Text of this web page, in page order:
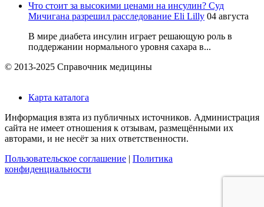
Что стоит за высокими ценами на инсулин? Суд
Мичигана разрешил расследование Eli Lilly 04 августа
В мире диабета инсулин играет решающую роль в
поддержании нормального уровня сахара в...
© 2013-2025 Справочник медицины
Карта каталога
Информация взята из публичных источников. Администрация
сайта не имеет отношения к отзывам, размещёнными их
авторами, и не несёт за них ответственности.
Пользовательское соглашение
Политика
конфиденциальности